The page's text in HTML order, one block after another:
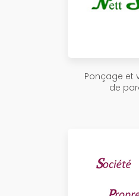
Ponçage et
de